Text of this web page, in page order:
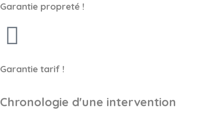
Garantie propreté !
Garantie tarif !
Chronologie d'une intervention